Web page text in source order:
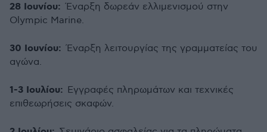
28 Ιουνίου: Έναρξη δωρεάν ελλιμενισμού στην
Olympic Marine.
30 Ιουνίου: Έναρξη λειτουργίας της γραμματείας του
αγώνα.
1-3 Ιουλίου: Εγγραφές πληρωμάτων και τεχνικές
επιθεωρήσεις σκαφών.